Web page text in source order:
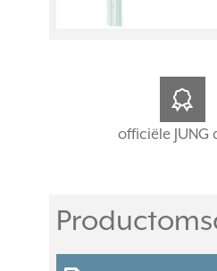
officiële JUNG